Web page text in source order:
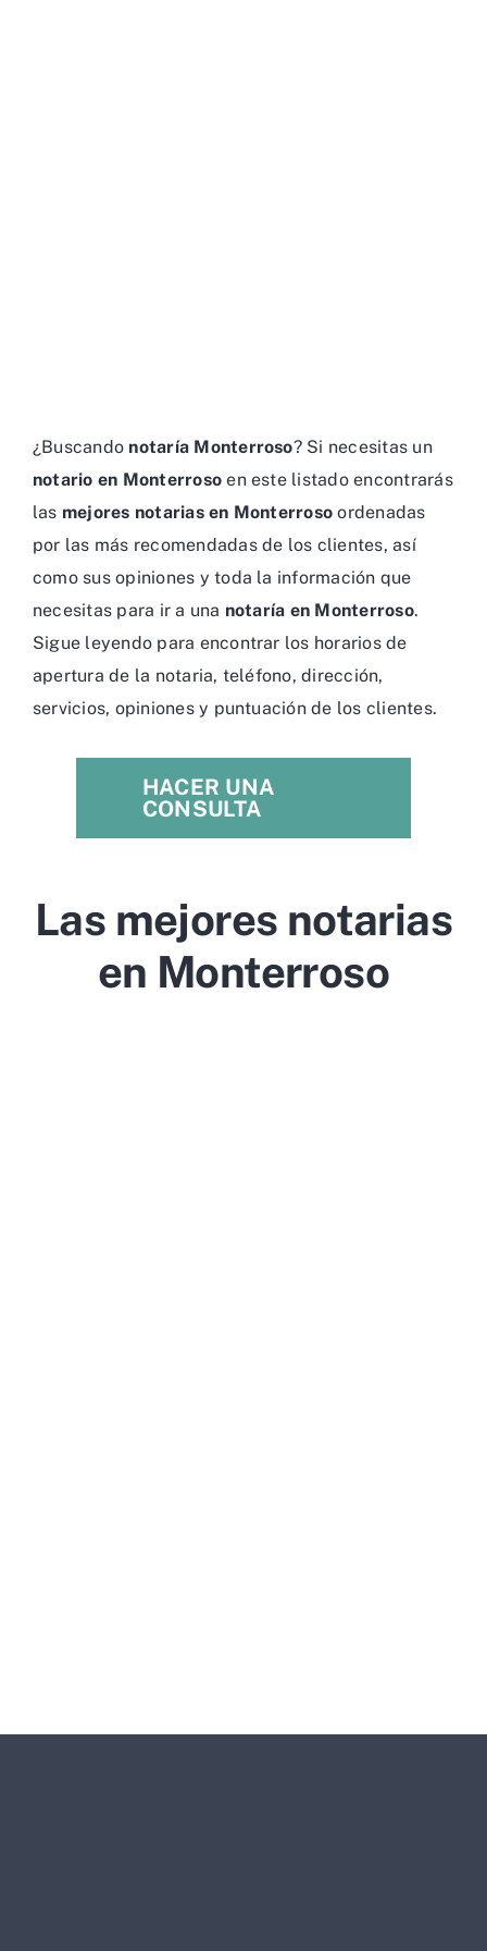
¿Buscando notaría Monterroso? Si necesitas un
notario en Monterroso en este listado encontrarás
las mejores notarias en Monterroso ordenadas
por las más recomendadas de los clientes, así
como sus opiniones y toda la información que
necesitas para ir a una notaría en Monterroso.
Sigue leyendo para encontrar los horarios de
apertura de la notaria, teléfono, dirección,
servicios, opiniones y puntuación de los clientes.
HACER UNA
CONSULTA
Las mejores notarias
en Monterroso